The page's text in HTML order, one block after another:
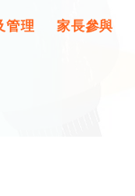
管理 家長參與